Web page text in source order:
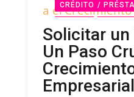
CRÉDITO /
Solicitar
Un Paso
Empresarial